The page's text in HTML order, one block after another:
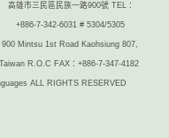
高雄市三民區民族一路900號 TEL：
+886-7-342-6031 # 5304/5305
900 Mintsu 1st Road Kaohsiung 807,
Taiwan R.O.C FAX：+886-7-347-4182
ALL RIGHTS RESERVED